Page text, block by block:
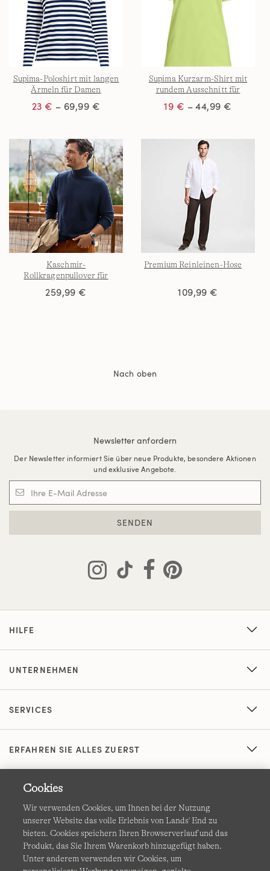
Supima-Poloshirt mit langen
Ärmeln für Damen
23 € – 69,99 €
Supima Kurzarm-Shirt mit
rundem Ausschnitt für
19 € – 44,99 €
Kaschmir-
Rollkragenpullover für
259,99 €
Premium Reinleinen-Hose
109,99 €
Nach oben
Newsletter anfordern
Der Newsletter informiert Sie über neue Produkte, besondere Aktionen
und exklusive Angebote.
SENDEN
HILFE
UNTERNEHMEN
SERVICES
ERFAHREN SIE ALLES ZUERST
Datenschutz & Sicherheit
Cookies
Wir verwenden Cookies, um Ihnen bei der Nutzung
unserer Website das volle Erlebnis von Lands' End zu
bieten. Cookies speichern Ihren Browserverlauf und das
Produkt, das Sie Ihrem Warenkorb hinzugefügt haben.
Unter anderem verwenden wir Cookies, um